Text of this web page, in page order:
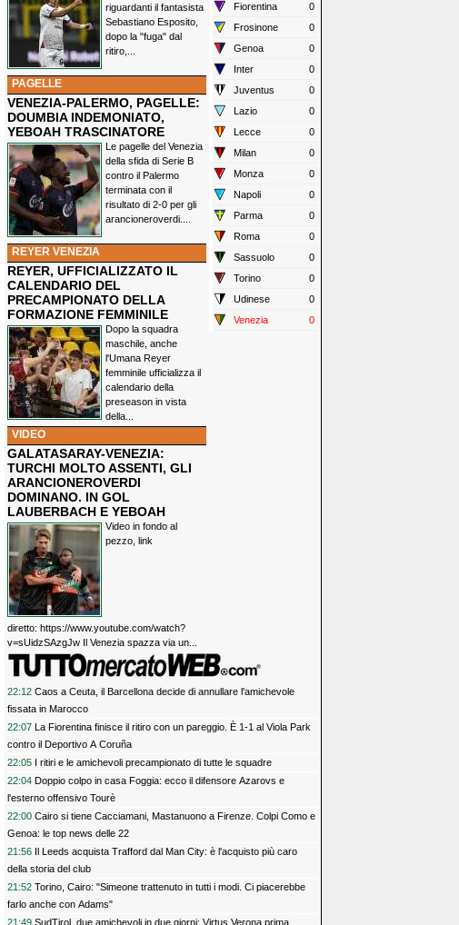
riguardanti il fantasista
Sebastiano Esposito,
dopo la "fuga" dal
ritiro,...
PAGELLE
VENEZIA-PALERMO, PAGELLE:
DOUMBIA INDEMONIATO,
YEBOAH TRASCINATORE
Le pagelle del Venezia
della sfida di Serie B
contro il Palermo
terminata con il
risultato di 2-0 per gli
arancioneroverdi....
REYER VENEZIA
REYER, UFFICIALIZZATO IL
CALENDARIO DEL
PRECAMPIONATO DELLA
FORMAZIONE FEMMINILE
Dopo la squadra
maschile, anche
l'Umana Reyer
femminile ufficializza il
calendario della
preseason in vista
della...
VIDEO
GALATASARAY-VENEZIA:
TURCHI MOLTO ASSENTI, GLI
ARANCIONEROVERDI
DOMINANO. IN GOL
LAUBERBACH E YEBOAH
Video in fondo al
pezzo, link
diretto: https://www.youtube.com/watch?
v=sUidzSAzgJw Il Venezia spazza via un...
Fiorentina
0
Frosinone
0
Genoa
0
Inter
0
Juventus
0
Lazio
0
Lecce
0
Milan
0
Monza
0
Napoli
0
Parma
0
Roma
0
Sassuolo
0
Torino
0
Udinese
0
Venezia
0
22:12 Caos a Ceuta, il Barcellona decide di annullare l'amichevole
fissata in Marocco
22:07 La Fiorentina finisce il ritiro con un pareggio. È 1-1 al Viola Park
contro il Deportivo A Coruña
22:05 I ritiri e le amichevoli precampionato di tutte le squadre
22:04 Doppio colpo in casa Foggia: ecco il difensore Azarovs e
l'esterno offensivo Tourè
22:00 Cairo si tiene Cacciamani, Mastanuono a Firenze. Colpi Como e
Genoa: le top news delle 22
21:56 Il Leeds acquista Trafford dal Man City: è l'acquisto più caro
della storia del club
21:52 Torino, Cairo: "Simeone trattenuto in tutti i modi. Ci piacerebbe
farlo anche con Adams"
21:49 SudTirol, due amichevoli in due giorni: Virtus Verona prima,